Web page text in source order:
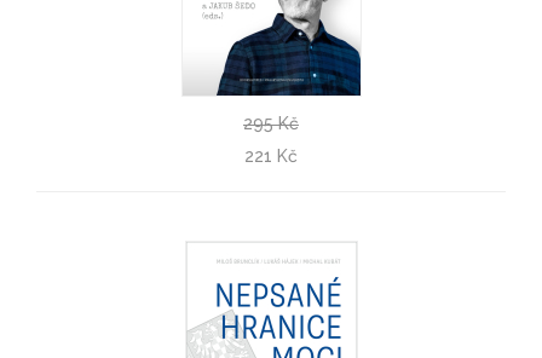
Flanelem proti válce aneb Česká prezidentská volba
2023
295 Kč
221 Kč